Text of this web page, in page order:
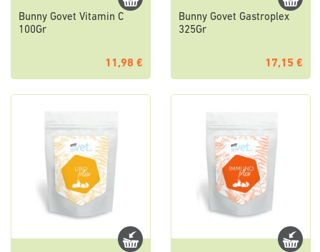
Bunny Govet Vitamin C
100Gr
11,98 €
Bunny Govet Gastroplex
325Gr
17,15 €